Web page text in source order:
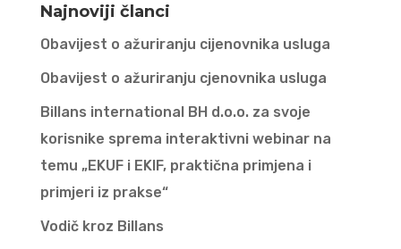
Najnoviji članci
Obavijest o ažuriranju cijenovnika usluga
Obavijest o ažuriranju cjenovnika usluga
Billans international BH d.o.o. za svoje
korisnike sprema interaktivni webinar na
temu „EKUF i EKIF, praktična primjena i
primjeri iz prakse“
Vodič kroz Billans